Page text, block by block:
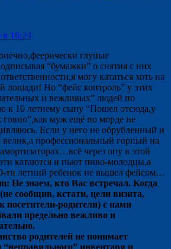
в 16:24
глупые
“бумажки” о снятия с них
могу кататься хоть на
лошади! Но “фейс контроль” у этих
и вежливых” людей по
к 10 летнему сыну “Пошел отсюда,у
говно”,как муж ещё по морде не
Если у него не обрубленный и
профессиональный горный на
через опу в этой
катаются и пьют пиво-молодцы,а
ти летний ребенок не вышел фейсом…
Не знаем, кто Вас встречал. Когда
сообщив, кстати, цели визита,
посетители-родители) с нами
предельно вежливо и
родителей не понимает